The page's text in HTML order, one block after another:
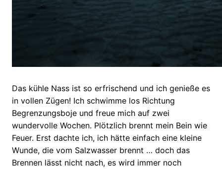
Das kühle Nass ist so erfrischend und ich genieße es
in vollen Zügen! Ich schwimme los Richtung
Begrenzungsboje und freue mich auf zwei
wundervolle Wochen. Plötzlich brennt mein Bein wie
Feuer. Erst dachte ich, ich hätte einfach eine kleine
Wunde, die vom Salzwasser brennt … doch das
Brennen lässt nicht nach, es wird immer noch